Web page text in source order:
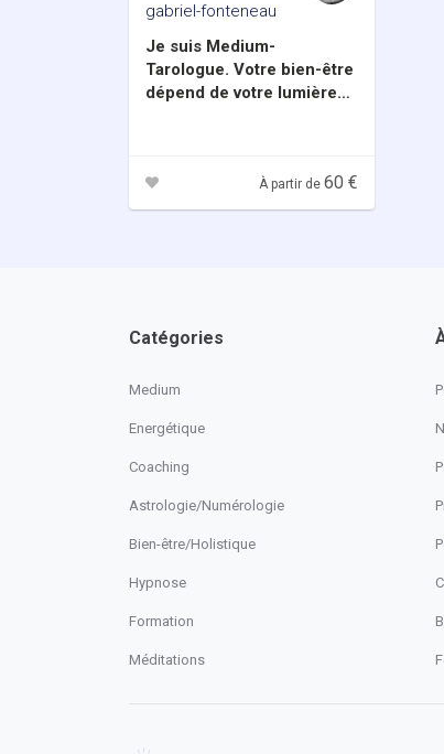
gabriel-fonteneau
Je suis Medium-
Tarologue. Votre bien-être
dépend de votre lumière
À partir de60 €
Catégories
Medium
Energétique
Coaching
Astrologie/Numérologie
Bien-être/Holistique
Hypnose
Formation
Méditations